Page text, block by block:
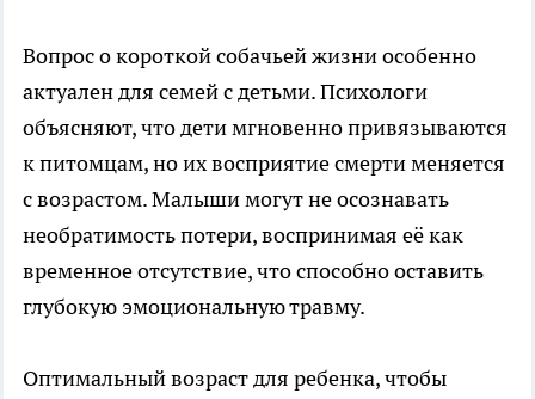
Вопрос о короткой собачьей жизни особенно
актуален для семей с детьми. Психологи
объясняют, что дети мгновенно привязываются
к питомцам, но их восприятие смерти меняется
с возрастом. Малыши могут не осознавать
необратимость потери, воспринимая её как
временное отсутствие, что способно оставить
глубокую эмоциональную травму.
Оптимальный возраст для ребенка, чтобы